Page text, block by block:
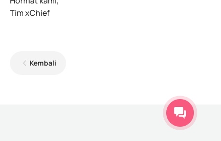
Tim xChief
Kembali